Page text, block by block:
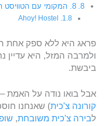
8. המקומי עם הטוויסט הבינלאומי
Ahoy! Hostel
פראג היא ללא ספק אחת
ולמרבה המזל, היא עדיין
ביבשת.
אבל בואו נודה על האמת
קורונה צ'כית) שאנחנו
לבירה צ'כית משובחת,